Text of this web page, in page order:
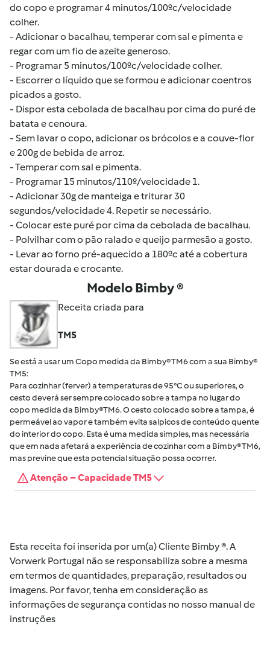
do copo e programar 4 minutos/100ºc/velocidade
colher.
- Adicionar o bacalhau, temperar com sal e pimenta e
regar com um fio de azeite generoso.
- Programar 5 minutos/100ºc/velocidade colher.
- Escorrer o líquido que se formou e adicionar coentros
picados a gosto.
- Dispor esta cebolada de bacalhau por cima do puré de
batata e cenoura.
- Sem lavar o copo, adicionar os brócolos e a couve-flor
e 200g de bebida de arroz.
- Temperar com sal e pimenta.
- Programar 15 minutos/110º/velocidade 1.
- Adicionar 30g de manteiga e triturar 30
segundos/velocidade 4. Repetir se necessário.
- Colocar este puré por cima da cebolada de bacalhau.
- Polvilhar com o pão ralado e queijo parmesão a gosto.
- Levar ao forno pré-aquecido a 180ºc até a cobertura
estar dourada e crocante.
Modelo Bimby ®
Receita criada para
TM5
Se está a usar um Copo medida da Bimby® TM6 com a sua Bimby®
TM5:
Para cozinhar (ferver) a temperaturas de 95°C ou superiores, o
cesto deverá ser sempre colocado sobre a tampa no lugar do
copo medida da Bimby®TM6. O cesto colocado sobre a tampa, é
permeável ao vapor e também evita salpicos de conteúdo quente
do interior do copo. Esta é uma medida simples, mas necessária
que em nada afetará a experiência de cozinhar com a Bimby® TM6,
mas previne que esta potencial situação possa ocorrer.
Atenção – Capacidade TM5
Esta receita foi inserida por um(a) Cliente Bimby ®. A
Vorwerk Portugal não se responsabiliza sobre a mesma
em termos de quantidades, preparação, resultados ou
imagens. Por favor, tenha em consideração as
informações de segurança contidas no nosso manual de
instruções